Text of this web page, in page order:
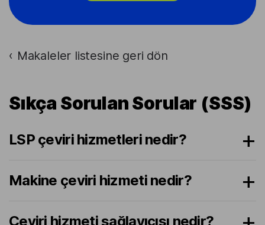
› Makaleler listesine geri dön
Sıkça Sorulan Sorular (SSS)
LSP çeviri hizmetleri nedir?
Makine çeviri hizmeti nedir?
Çeviri hizmeti sağlayıcısı nedir?